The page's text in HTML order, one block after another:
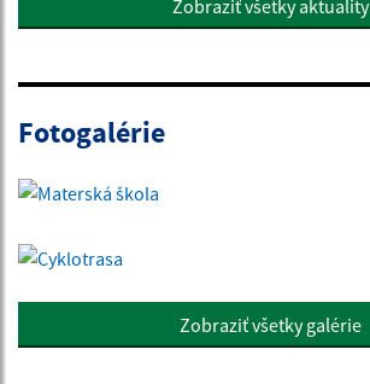
Zobraziť všetky aktuality
Fotogalérie
Zobraziť všetky galérie